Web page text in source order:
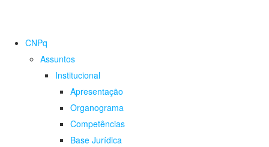
CNPq
Assuntos
Institucional
Apresentação
Organograma
Competências
Base Jurídica